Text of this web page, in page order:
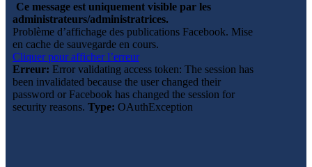
Ce message est uniquement visible par les
administrateurs/administratrices.
Problème d’affichage des publications Facebook. Mise
en cache de sauvegarde en cours.
Cliquer pour afficher l’erreur
Erreur: Error validating access token: The session has
been invalidated because the user changed their
password or Facebook has changed the session for
security reasons. Type: OAuthException